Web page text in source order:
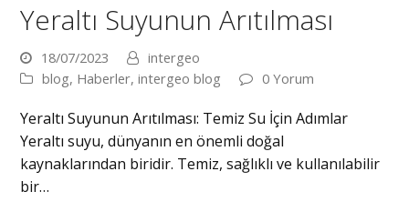
Yeraltı Suyunun Arıtılması
18/07/2023
intergeo
blog, Haberler,intergeo blog 0 Yorum
Yeraltı Suyunun Arıtılması: Temiz Su İçin Adımlar
Yeraltı suyu, dünyanın en önemli doğal
kaynaklarından biridir. Temiz, sağlıklı ve kullanılabilir
bir…